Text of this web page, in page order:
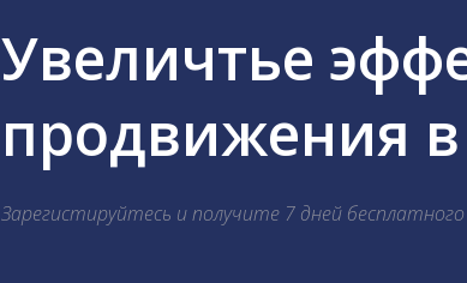
Увеличтье
продвижения в
Зарегистируйтесь и получите 7 дней